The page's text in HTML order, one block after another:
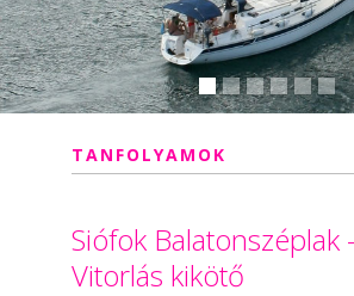
TANFOLYAMOK
Siófok Balatonszéplak
Vitorlás kikötő